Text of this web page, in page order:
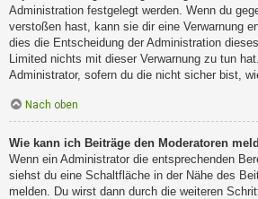
Administration festgelegt werden. Wenn du
verstoßen hast, kann sie dir eine Verwarnung
dies die Entscheidung der Administration
Limited nichts mit dieser Verwarnung zu tun
Administrator, sofern du die nicht sicher bist,
Nach oben
Wie kann ich Beiträge den Moderatoren
Wenn ein Administrator die entsprechenden
siehst du eine Schaltfläche in der Nähe des
melden. Du wirst dann durch die weiteren